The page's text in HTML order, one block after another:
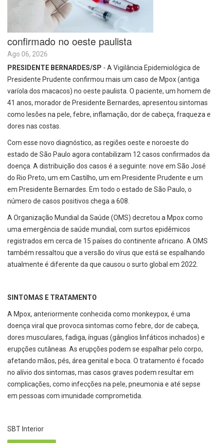
confirmado no oeste paulista
Ago 06, 2026
PRESIDENTE BERNARDES/SP - A Vigilância Epidemiológica de
Presidente Prudente confirmou mais um caso de Mpox (antiga
varíola dos macacos) no oeste paulista. O paciente, um homem de
41 anos, morador de Presidente Bernardes, apresentou sintomas
como lesões na pele, febre, inflamação, dor de cabeça, fraqueza e
dores nas costas.
Com esse novo diagnóstico, as regiões oeste e noroeste do
estado de São Paulo agora contabilizam 12 casos confirmados da
doença. A distribuição dos casos é a seguinte: nove em São José
do Rio Preto, um em Castilho, um em Presidente Prudente e um
em Presidente Bernardes. Em todo o estado de São Paulo, o
número de casos positivos chega a 608.
A Organização Mundial da Saúde (OMS) decretou a Mpox como
uma emergência de saúde mundial, com surtos epidêmicos
registrados em cerca de 15 países do continente africano. A OMS
também ressaltou que a versão do vírus que está se espalhando
atualmente é diferente da que causou o surto global em 2022.
SINTOMAS E TRATAMENTO
A Mpox, anteriormente conhecida como monkeypox, é uma
doença viral que provoca sintomas como febre, dor de cabeça,
dores musculares, fadiga, ínguas (gânglios linfáticos inchados) e
erupções cutâneas. As erupções podem se espalhar pelo corpo,
afetando mãos, pés, área genital e boca. O tratamento é focado
no alívio dos sintomas, mas casos graves podem resultar em
complicações, como infecções na pele, pneumonia e até sepse
em pessoas com imunidade comprometida.
SBT Interior